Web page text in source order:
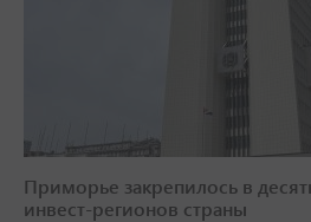
Приморье закрепилось в
инвест-регионов страны